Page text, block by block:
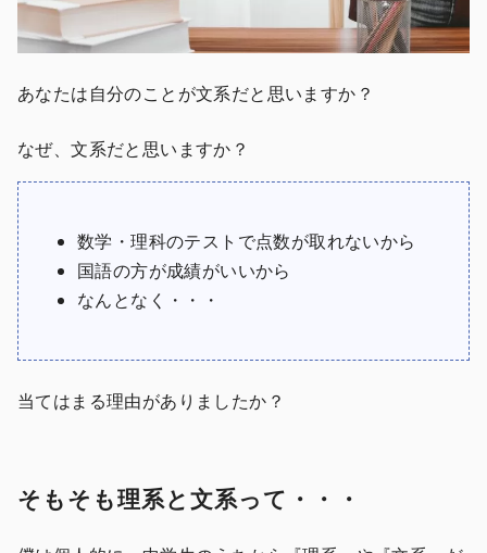
あなたは自分のことが文系だと思いますか？
なぜ、文系だと思いますか？
数学・理科のテストで点数が取れないから
国語の方が成績がいいから
なんとなく・・・
当てはまる理由がありましたか？
そもそも理系と文系って・・・